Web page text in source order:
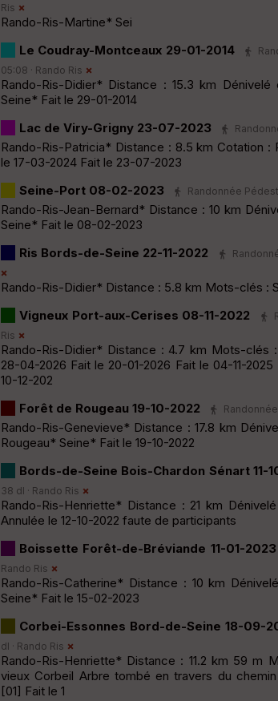
Ris
Rando-Ris-Martine* Sei
Le Coudray-Montceaux 29-01-2014
05:08 · Rando Ris
Rando-Ris-Didier* Distance : 15.3 km
Seine* Fait le 29-01-2014
Lac de Viry-Grigny 23-07-2023
Rando-Ris-Patricia* Distance : 8.5 km Cotation
le 17-03-2024 Fait le 23-07-2023
Seine-Port 08-02-2023
Randonnée
Rando-Ris-Jean-Bernard* Distance : 10 km
Seine* Fait le 08-02-2023
Ris Bords-de-Seine 22-11-2022
Rando-Ris-Didier* Distance : 5.8 km Mots-clés :
Vigneux Port-aux-Cerises 08-11-2022
Ris
Rando-Ris-Didier* Distance : 4.7 km Mots-clés
28-04-2026 Fait le 20-01-2026 Fait le 04-11-
10-12-202
Forêt de Rougeau 19-10-2022
Randonnée
Rando-Ris-Genevieve* Distance : 17.8 km
Rougeau* Seine* Fait le 19-10-2022
Bords-de-Seine Bois-Chardon Sénart 11-
38 dl · Rando Ris
Rando-Ris-Henriette* Distance : 21 km
Annulée le 12-10-2022 faute de participants
Boissette Forêt-de-Bréviande 11-01-2023
Rando Ris
Rando-Ris-Catherine* Distance : 10 km
Seine* Fait le 15-02-2023
Corbei-Essonnes Bord-de-Seine 18-09-
dl · Rando Ris
Rando-Ris-Henriette* Distance : 11.2 km 59 m
vieux Corbeil Arbre tombé en travers du
[01] Fait le 1